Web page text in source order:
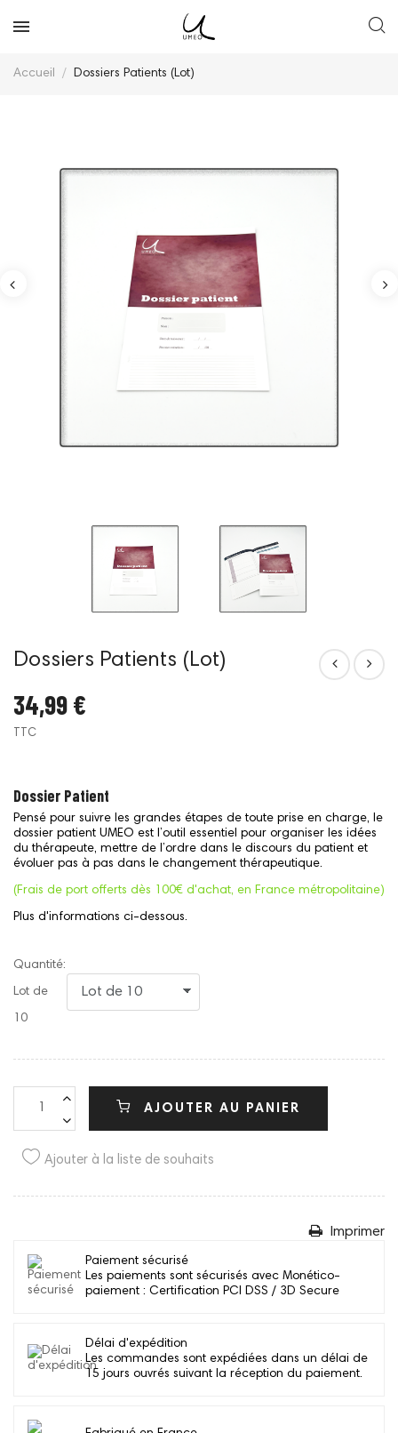
Accueil Dossiers Patients (Lot)
Dossiers Patients (Lot)
34,99 €
TTC
Dossier Patient
Pensé pour suivre les grandes étapes de toute prise en charge, le
dossier patient UMEO est l’outil essentiel pour organiser les idées
du thérapeute, mettre de l’ordre dans le discours du patient et
évoluer pas à pas dans le changement thérapeutique.
(Frais de port offerts dès 100€ d'achat, en France métropolitaine)
Plus d'informations ci-dessous.
Quantité:
Lot de
10
AJOUTER AU PANIER
Ajouter à la liste de souhaits
Imprimer
Paiement sécurisé
Les paiements sont sécurisés avec Monético-
paiement : Certification PCI DSS / 3D Secure
Délai d'expédition
Les commandes sont expédiées dans un délai de
15 jours ouvrés suivant la réception du paiement.